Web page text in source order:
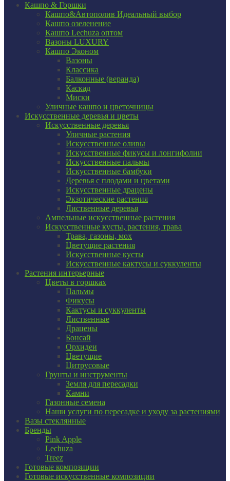
Кашпо & Горшки
Кашпо&Автополив Идеальный выбор
Кашпо озеленение
Кашпо Lechuza оптом
Вазоны LUXURY
Кашпо Эконом
Вазоны
Классика
Балконные (веранда)
Каскад
Миски
Уличные кашпо и цветочницы
Искусственные деревья и цветы
Искусственные деревья
Уличные растения
Искусственные оливы
Искусственные фикусы и лонгифолии
Искусственные пальмы
Искусственные бамбуки
Деревья с плодами и цветами
Искусственные драцены
Экзотические растения
Лиственные деревья
Ампельные искусственные растения
Искусственные кусты, растения, трава
Трава, газоны, мох
Цветущие растения
Искусственные кусты
Искусственные кактусы и суккуленты
Растения интерьерные
Цветы в горшках
Пальмы
Фикусы
Кактусы и суккуленты
Лиственные
Драцены
Бонсай
Орхидеи
Цветущие
Цитрусовые
Грунты и инструменты
Земля для пересадки
Камни
Газонные семена
Наши услуги по пересадке и уходу за растениями
Вазы стеклянные
Бренды
Pink Apple
Lechuza
Treez
Готовые композиции
Готовые искусственные композиции